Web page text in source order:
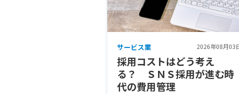
サービス業 2026年08月03
採用コストはどう考え
る？ ＳＮＳ採用が進む時
代の費用管理